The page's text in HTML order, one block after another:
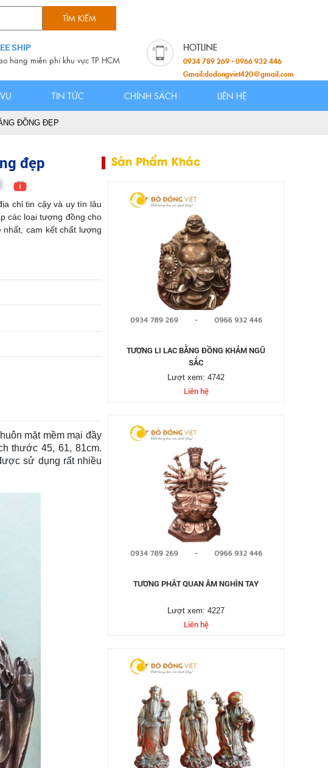
SHIP
hàng miễn phí khu vực TP HCM
0934 789 269 - 0966 932 446
Gmail:dodongviet420@gmail.com
TIN TỨC CHÍNH SÁCH LIÊN HỆ
ĐỒNG ĐẸP
đẹp
chỉ tin cậy và uy tín lâu
các loại tượng đồng cho
cam kết chất lượng
mặt mềm mại đầy
thước 45, 61, 81cm.
sử dụng rất nhiều
Sản Phẩm Khác
TƯỢNG LI LAC BẰNG ĐỒNG KHẢM NGŨ
SẮC
Lượt xem: 4742
Liên hệ
TƯỢNG PHẬT QUAN ÂM NGHÌN TAY
Lượt xem: 4227
Liên hệ